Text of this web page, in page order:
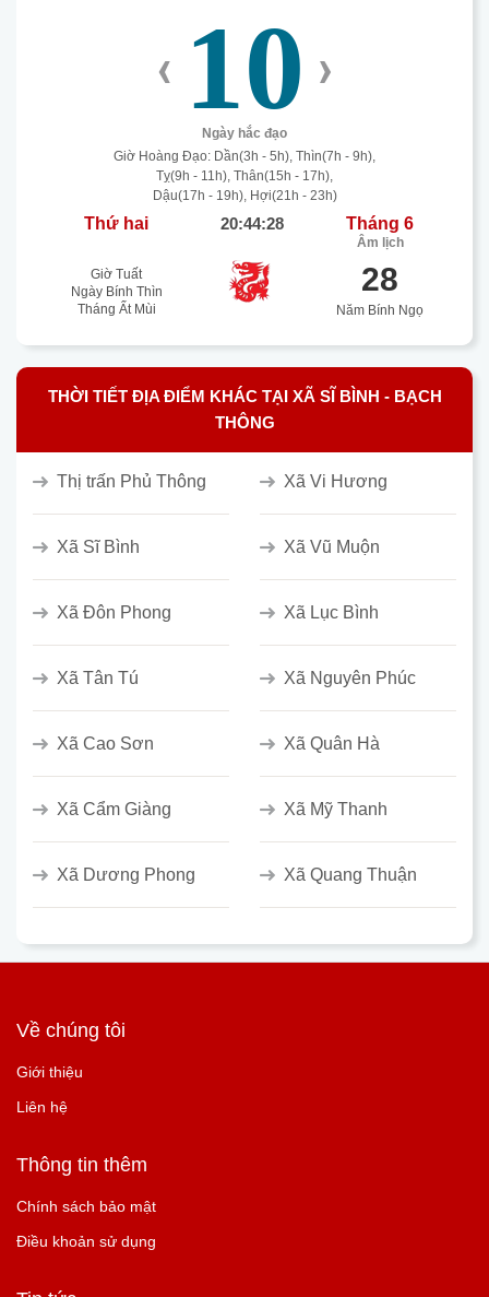
‹ 10 ›
Ngày hắc đạo
Giờ Hoàng Đạo: Dần(3h - 5h), Thìn(7h - 9h),
Tỵ(9h - 11h), Thân(15h - 17h),
Dậu(17h - 19h), Hợi(21h - 23h)
Thứ hai 20:44:29 Tháng 6
Âm lịch
Giờ Tuất
Ngày Bính Thìn
Tháng Ất Mùi
28
Năm Bính Ngọ
THỜI TIẾT ĐỊA ĐIỂM KHÁC TẠI XÃ SĨ BÌNH - BẠCH
THÔNG
Thị trấn Phủ Thông Xã Vi Hương
Xã Sĩ Bình Xã Vũ Muộn
Xã Đôn Phong Xã Lục Bình
Xã Tân Tú Xã Nguyên Phúc
Xã Cao Sơn Xã Quân Hà
Xã Cẩm Giàng Xã Mỹ Thanh
Xã Dương Phong Xã Quang Thuận
Về chúng tôi
Giới thiệu
Liên hệ
Thông tin thêm
Chính sách bảo mật
Điều khoản sử dụng